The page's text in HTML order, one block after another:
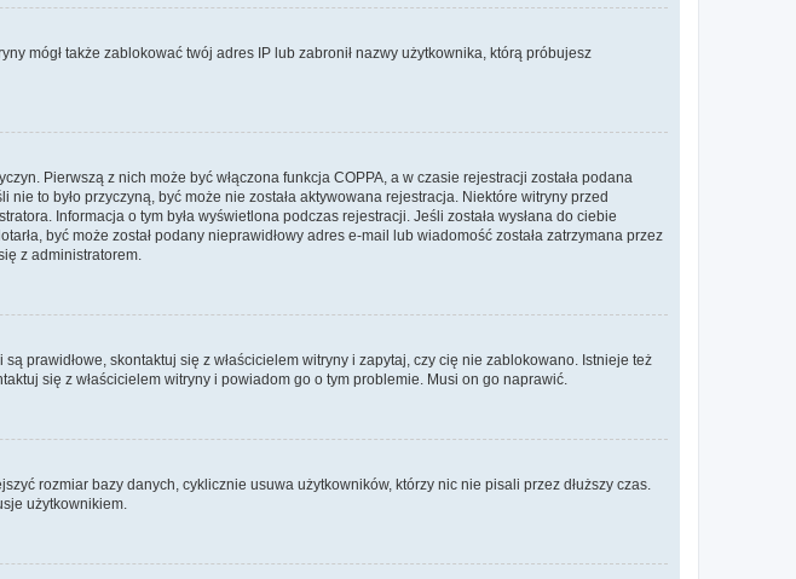
mógł także zablokować twój adres IP lub zabronił nazwy użytkownika, którą próbujesz
Pierwszą z nich może być włączona funkcja COPPA, a w czasie rejestracji została podana
to było przyczyną, być może nie została aktywowana rejestracja. Niektóre witryny przed
Informacja o tym była wyświetlona podczas rejestracji. Jeśli została wysłana do ciebie
być może został podany nieprawidłowy adres e-mail lub wiadomość została zatrzymana przez
z administratorem.
prawidłowe, skontaktuj się z właścicielem witryny i zapytaj, czy cię nie zablokowano. Istnieje też
się z właścicielem witryny i powiadom go o tym problemie. Musi on go naprawić.
rozmiar bazy danych, cyklicznie usuwa użytkowników, którzy nic nie pisali przez dłuższy czas.
użytkownikiem.